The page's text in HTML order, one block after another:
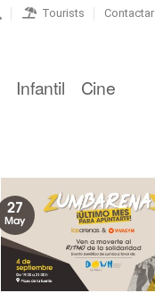
Tourists Contactar
Infantil Cine
27
May